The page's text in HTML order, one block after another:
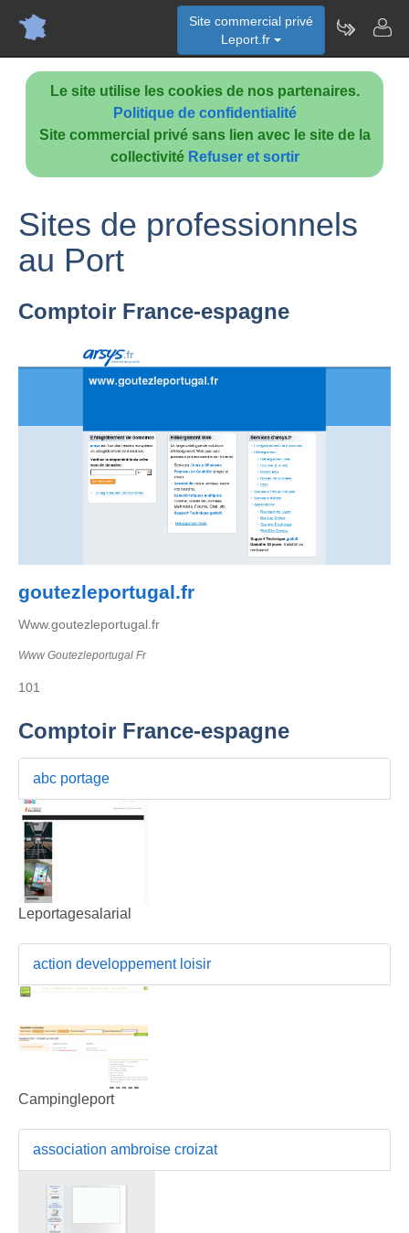
Le site utilise les cookies de nos partenaires.
Politique de confidentialité
Site commercial privé sans lien avec le site de la
collectivité Refuser et sortir
Site commercial privé
Leport.fr
Sites de professionnels
au Port
Comptoir France-espagne
goutezleportugal.fr
Www.goutezleportugal.fr
Www Goutezleportugal Fr
101
Comptoir France-espagne
abc portage
Leportagesalarial
action developpement loisir
Campingleport
association ambroise croizat